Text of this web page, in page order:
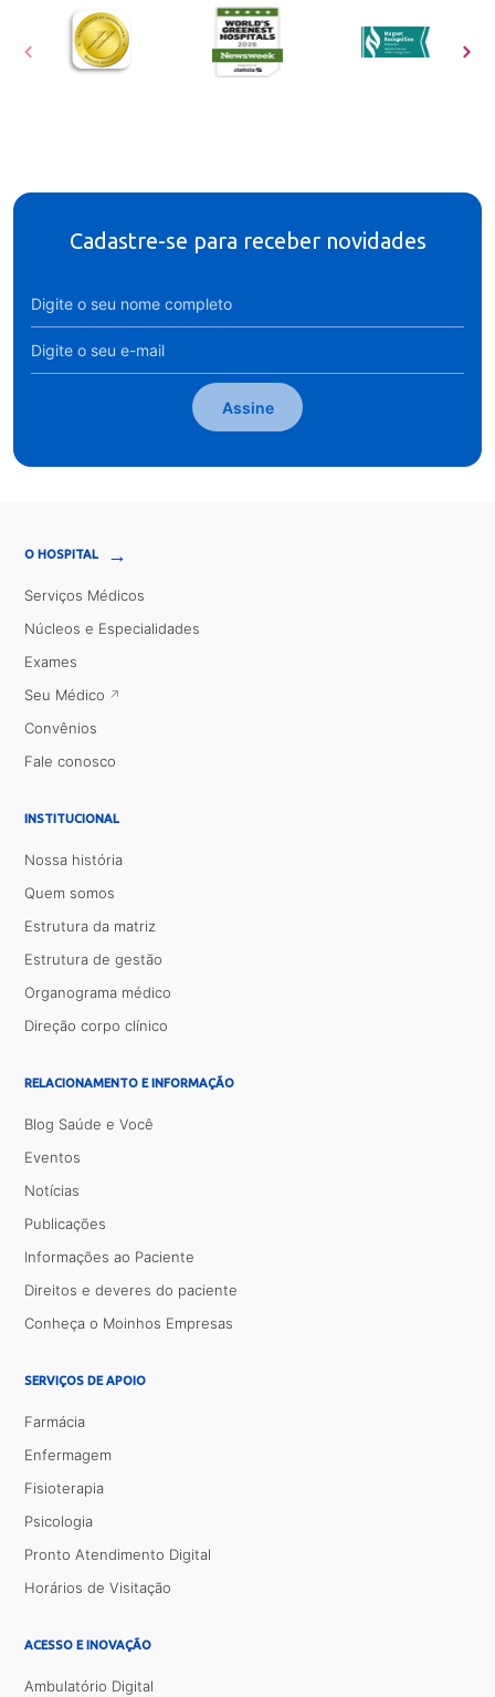
Cadastre-se para receber novidades
Assine
O HOSPITAL →
Serviços Médicos
Núcleos e Especialidades
Exames
Seu Médico
Convênios
Fale conosco
INSTITUCIONAL
Nossa história
Quem somos
Estrutura da matriz
Estrutura de gestão
Organograma médico
Direção corpo clínico
RELACIONAMENTO E INFORMAÇÃO
Blog Saúde e Você
Eventos
Notícias
Publicações
Informações ao Paciente
Direitos e deveres do paciente
Conheça o Moinhos Empresas
SERVIÇOS DE APOIO
Farmácia
Enfermagem
Fisioterapia
Psicologia
Pronto Atendimento Digital
Horários de Visitação
ACESSO E INOVAÇÃO
Ambulatório Digital